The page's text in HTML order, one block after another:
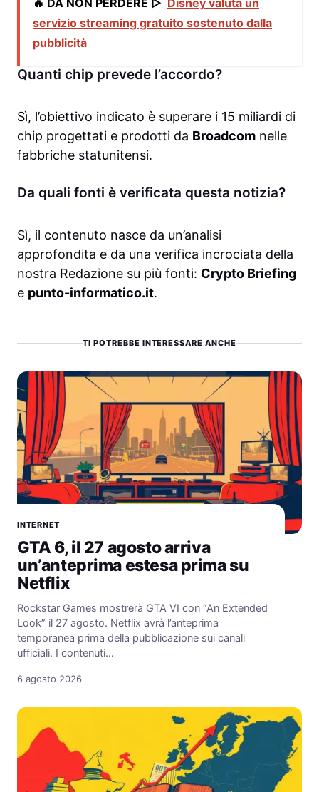
🔥 DA NON PERDERE ▷ Disney valuta un
servizio streaming gratuito sostenuto dalla
pubblicità
Quanti chip prevede l’accordo?
Sì, l’obiettivo indicato è superare i 15 miliardi di
chip progettati e prodotti da Broadcom nelle
fabbriche statunitensi.
Da quali fonti è verificata questa notizia?
Sì, il contenuto nasce da un’analisi
approfondita e da una verifica incrociata della
nostra Redazione su più fonti: Crypto Briefing
e punto-informatico.it.
TI POTREBBE INTERESSARE ANCHE
INTERNET
GTA 6, il 27 agosto arriva
un’anteprima estesa prima su
Netflix
Rockstar Games mostrerà GTA VI con “An Extended
Look” il 27 agosto. Netflix avrà l’anteprima
temporanea prima della pubblicazione sui canali
ufficiali. I contenuti…
6 agosto 2026